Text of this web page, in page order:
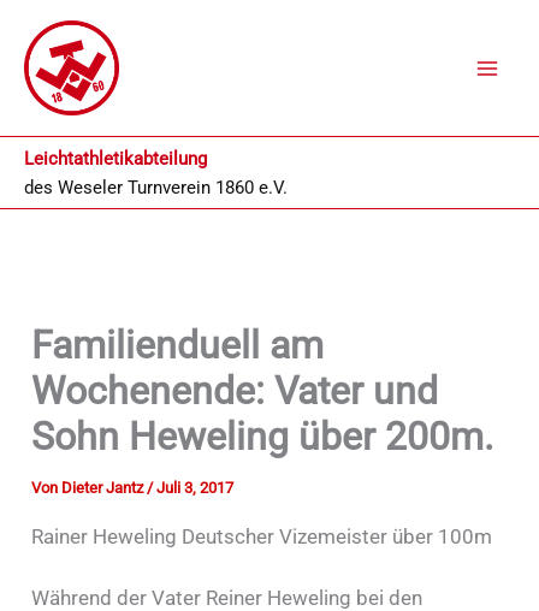
Inhalt
springen
Leichtathletikabteilung
des Weseler Turnverein 1860 e.V.
Familienduell am
Wochenende: Vater und
Sohn Heweling über 200m.
Von Dieter Jantz /Juli 3, 2017
Rainer Heweling Deutscher Vizemeister über 100m
Während der Vater Reiner Heweling bei den